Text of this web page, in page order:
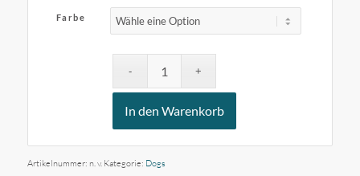
Farbe
In den Warenkorb
Artikelnummer: n. v. Kategorie: Dogs